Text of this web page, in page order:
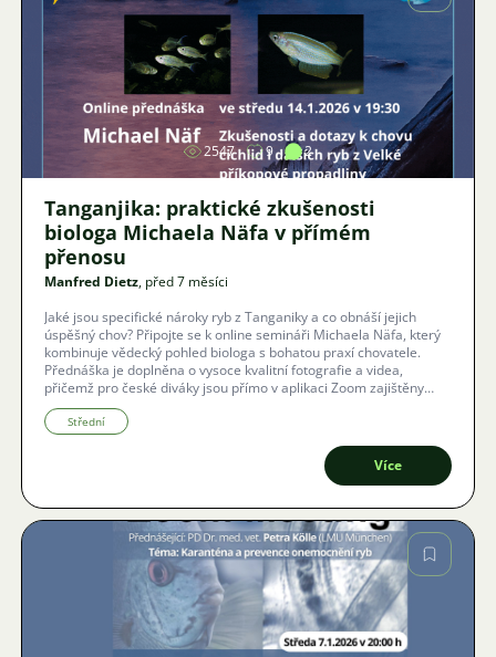
Obrázek
2547 9 2
Tanganjika: praktické zkušenosti
biologa Michaela Näfa v přímém
přenosu
Manfred Dietz, před 7 měsíci
Jaké jsou specifické nároky ryb z Tanganiky a co obnáší jejich
úspěšný chov? Připojte se k online semináři Michaela Näfa, který
kombinuje vědecký pohled biologa s bohatou praxí chovatele.
Přednáška je doplněna o vysoce kvalitní fotografie a videa,
přičemž pro české diváky jsou přímo v aplikaci Zoom zajištěny
titulky v reálném čase.
Střední
Více
Obrázek